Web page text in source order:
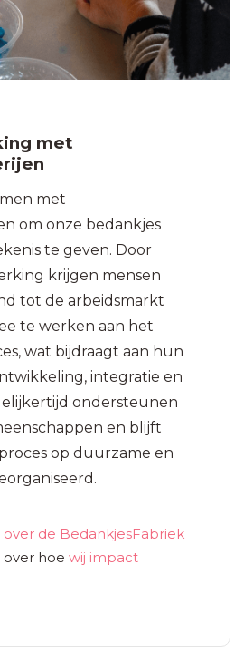
met
met
om onze bedankjes
te geven. Door
krijgen mensen
tot de arbeidsmarkt
te werken aan het
wat bijdraagt aan hun
integratie en
ondersteunen
en blijft
op duurzame en
over de BedankjesFabriek
over hoe wij impact